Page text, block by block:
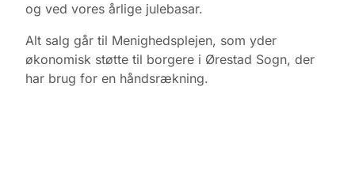
og ved vores årlige julebasar.
Alt salg går til Menighedsplejen, som yder
økonomisk støtte til borgere i Ørestad Sogn, der
har brug for en håndsrækning.